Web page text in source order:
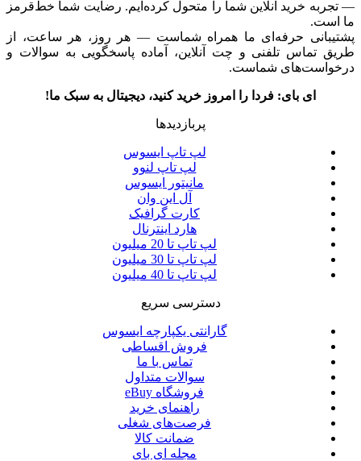
— تجربه خرید آنلاین شما را متحول کرده‌ایم. رضایت شما خط‌قرمز
ما است.
پشتیبانی حرفه‌ای ما همراه شماست — هر روز، هر ساعت، از
طریق تماس تلفنی و چت آنلاین، آماده پاسخگویی به سوالات و
درخواست‌های شماست.
ای بای: فردا را امروز خرید کنید، دیجیتال به سبک ما!
پربازدیدها
لپ تاپ ایسوس
لپ تاپ لنوو
مانیتور ایسوس
آل این وان
کارت گرافیک
هارد اینترنال
لپ تاپ تا 20 میلیون
لپ تاپ تا 30 میلیون
لپ تاپ تا 40 میلیون
دسترسی سریع
گارانتی یکپارچه ایسوس
فروش اقساطی
تماس با ما
سوالات متداول
فروشگاه eBuy
راهنمای خرید
فرصت‌های شغلی
ضمانت کالا
مجله ای بای